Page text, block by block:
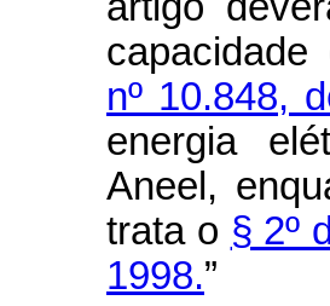
nº 10.848,
energia
Aneel,
trata o § 2º
1998.”